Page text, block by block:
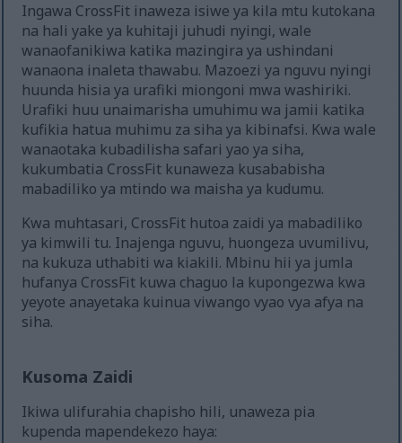
Ingawa CrossFit inaweza isiwe ya kila mtu kutokana
na hali yake ya kuhitaji juhudi nyingi, wale
wanaofanikiwa katika mazingira ya ushindani
wanaona inaleta thawabu. Mazoezi ya nguvu nyingi
huunda hisia ya urafiki miongoni mwa washiriki.
Urafiki huu unaimarisha umuhimu wa jamii katika
kufikia hatua muhimu za siha ya kibinafsi. Kwa wale
wanaotaka kubadilisha safari yao ya siha,
kukumbatia CrossFit kunaweza kusababisha
mabadiliko ya mtindo wa maisha ya kudumu.
Kwa muhtasari, CrossFit hutoa zaidi ya mabadiliko
ya kimwili tu. Inajenga nguvu, huongeza uvumilivu,
na kukuza uthabiti wa kiakili. Mbinu hii ya jumla
hufanya CrossFit kuwa chaguo la kupongezwa kwa
yeyote anayetaka kuinua viwango vyao vya afya na
siha.
Kusoma Zaidi
Ikiwa ulifurahia chapisho hili, unaweza pia
kupenda mapendekezo haya: